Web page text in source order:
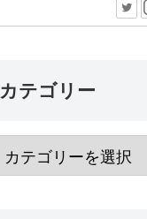
カテゴリー